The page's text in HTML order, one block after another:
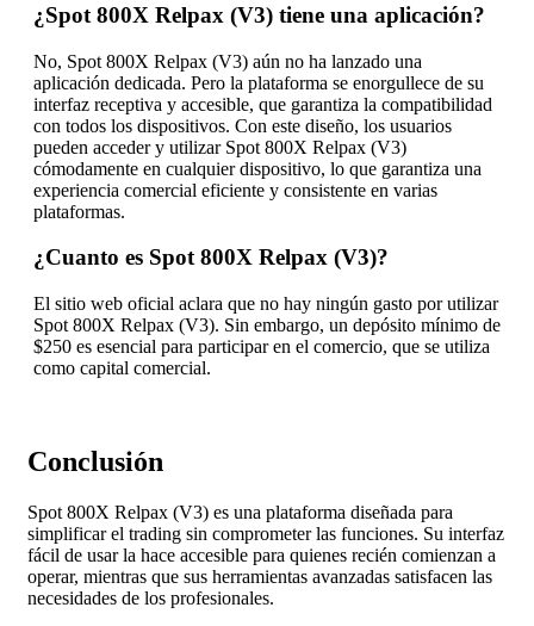
¿Spot 800X Relpax (V3) tiene una aplicación?
No, Spot 800X Relpax (V3) aún no ha lanzado una
aplicación dedicada. Pero la plataforma se enorgullece de su
interfaz receptiva y accesible, que garantiza la compatibilidad
con todos los dispositivos. Con este diseño, los usuarios
pueden acceder y utilizar Spot 800X Relpax (V3)
cómodamente en cualquier dispositivo, lo que garantiza una
experiencia comercial eficiente y consistente en varias
plataformas.
¿Cuanto es Spot 800X Relpax (V3)?
El sitio web oficial aclara que no hay ningún gasto por utilizar
Spot 800X Relpax (V3). Sin embargo, un depósito mínimo de
$250 es esencial para participar en el comercio, que se utiliza
como capital comercial.
Conclusión
Spot 800X Relpax (V3) es una plataforma diseñada para
simplificar el trading sin comprometer las funciones. Su interfaz
fácil de usar la hace accesible para quienes recién comienzan a
operar, mientras que sus herramientas avanzadas satisfacen las
necesidades de los profesionales.